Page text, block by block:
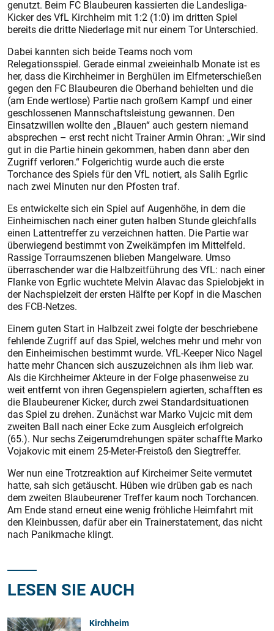
genutzt. Beim FC Blaubeuren kassierten die Landesliga-
Kicker des VfL Kirchheim mit 1:2 (1:0) im dritten Spiel
bereits die dritte Niederlage mit nur einem Tor Unterschied.
Dabei kannten sich beide Teams noch vom
Relegationsspiel. Gerade einmal zweieinhalb Monate ist es
her, dass die Kirchheimer in Berghülen im Elfmeterschießen
gegen den FC Blaubeuren die Oberhand behielten und die
(am Ende wertlose) Partie nach großem Kampf und einer
geschlossenen Mannschaftsleistung gewannen. Den
Einsatzwillen wollte den „Blauen“ auch gestern niemand
absprechen – erst recht nicht Trainer Armin Ohran: „Wir sind
gut in die Partie hinein gekommen, haben dann aber den
Zugriff verloren.“ Folgerichtig wurde auch die erste
Torchance des Spiels für den VfL notiert, als Salih Egrlic
nach zwei Minuten nur den Pfosten traf.
Es entwickelte sich ein Spiel auf Augenhöhe, in dem die
Einheimischen nach einer guten halben Stunde gleichfalls
einen Lattentreffer zu verzeichnen hatten. Die Partie war
überwiegend bestimmt von Zweikämpfen im Mittelfeld.
Rassige Torraumszenen blieben Mangelware. Umso
überraschender war die Halbzeitführung des VfL: nach einer
Flanke von Egrlic wuchtete Melvin Alavac das Spielobjekt in
der Nachspielzeit der ersten Hälfte per Kopf in die Maschen
des FCB-Netzes.
Einem guten Start in Halbzeit zwei folgte der beschriebene
fehlende Zugriff auf das Spiel, welches mehr und mehr von
den Einheimischen bestimmt wurde. VfL-Keeper Nico Nagel
hatte mehr Chancen sich auszuzeichnen als ihm lieb war.
Als die Kirchheimer Akteure in der Folge phasenweise zu
weit entfernt von ihren Gegenspielern agierten, schafften es
die Blaubeurener Kicker, durch zwei Standardsituationen
das Spiel zu drehen. Zunächst war Marko Vujcic mit dem
zweiten Ball nach einer Ecke zum Ausgleich erfolgreich
(65.). Nur sechs Zeigerumdrehungen später schaffte Marko
Vojakovic mit einem 25-Meter-Freistoß den Siegtreffer.
Wer nun eine Trotzreaktion auf Kircheimer Seite vermutet
hatte, sah sich getäuscht. Hüben wie drüben gab es nach
dem zweiten Blaubeurener Treffer kaum noch Torchancen.
Am Ende stand erneut eine wenig fröhliche Heimfahrt mit
den Kleinbussen, dafür aber ein Trainerstatement, das nicht
nach Panikmache klingt.
LESEN SIE AUCH
Kirchheim